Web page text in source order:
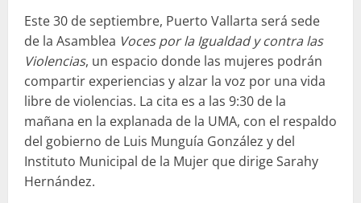
Este 30 de septiembre, Puerto Vallarta será sede
de la Asamblea Voces por la Igualdad y contra las
Violencias, un espacio donde las mujeres podrán
compartir experiencias y alzar la voz por una vida
libre de violencias. La cita es a las 9:30 de la
mañana en la explanada de la UMA, con el respaldo
del gobierno de Luis Munguía González y del
Instituto Municipal de la Mujer que dirige Sarahy
Hernández.